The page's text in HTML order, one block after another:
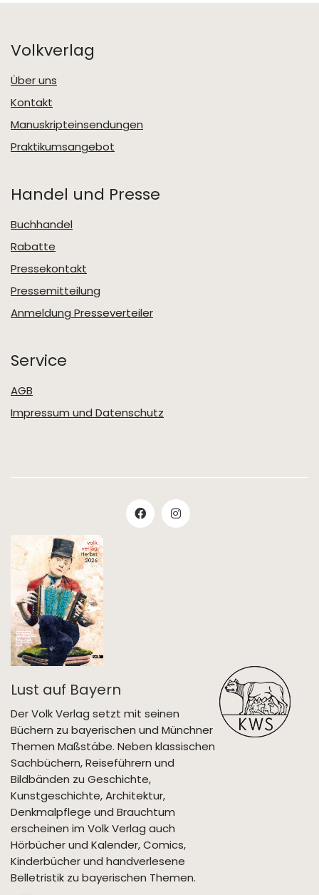
Volkverlag
Über uns
Kontakt
Manuskripteinsendungen
Praktikumsangebot
Handel und Presse
Buchhandel
Rabatte
Pressekontakt
Pressemitteilung
Anmeldung Presseverteiler
Service
AGB
Impressum und Datenschutz
Lust auf Bayern
Der Volk Verlag setzt mit seinen
Büchern zu bayerischen und Münchner
Themen Maßstäbe. Neben klassischen
Sachbüchern, Reiseführern und
Bildbänden zu Geschichte,
Kunstgeschichte, Architektur,
Denkmalpflege und Brauchtum
erscheinen im Volk Verlag auch
Hörbücher und Kalender, Comics,
Kinderbücher und handverlesene
Belletristik zu bayerischen Themen.